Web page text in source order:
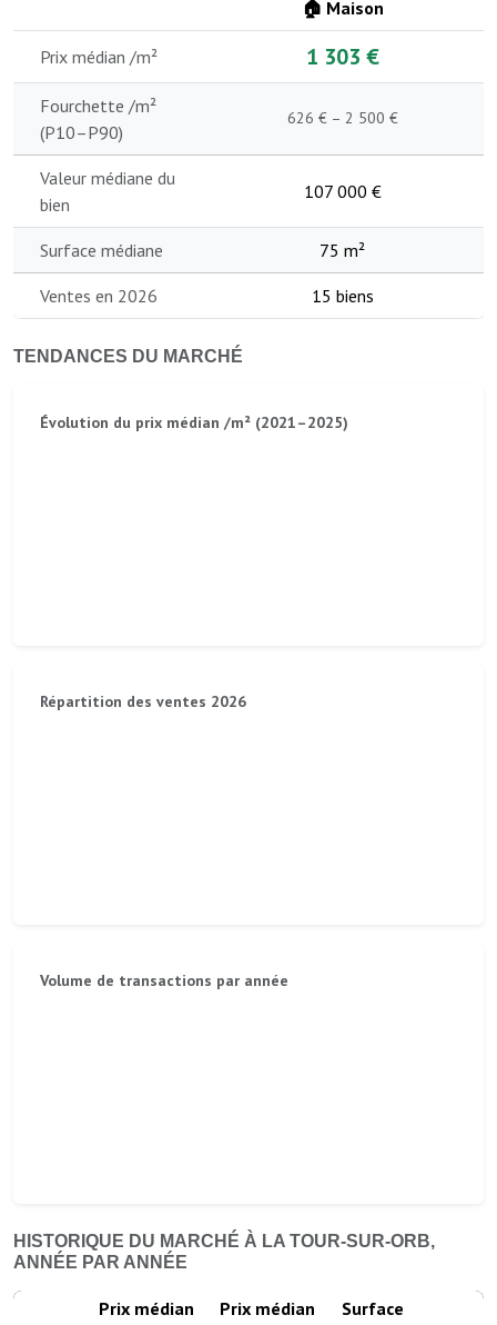
🏠 Maison
Prix médian /m² 1 303 €
Fourchette /m²
(P10–P90)
626 € – 2 500 €
Valeur médiane du
bien
107 000 €
Surface médiane 75 m²
Ventes en 2026 15 biens
TENDANCES DU MARCHÉ
Évolution du prix médian /m² (2021–2025)
Répartition des ventes 2026
Volume de transactions par année
HISTORIQUE DU MARCHÉ À LA TOUR-SUR-ORB,
ANNÉE PAR ANNÉE
Prix médian
Prix médian
Surface